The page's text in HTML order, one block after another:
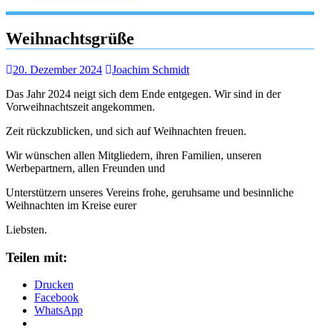
Weihnachtsgrüße
20. Dezember 2024
Joachim Schmidt
Das Jahr 2024 neigt sich dem Ende entgegen. Wir sind in der
Vorweihnachtszeit angekommen.
Zeit rückzublicken, und sich auf Weihnachten freuen.
Wir wünschen allen Mitgliedern, ihren Familien, unseren
Werbepartnern, allen Freunden und
Unterstützern unseres Vereins frohe, geruhsame und besinnliche
Weihnachten im Kreise eurer
Liebsten.
Teilen mit:
Drucken
Facebook
WhatsApp